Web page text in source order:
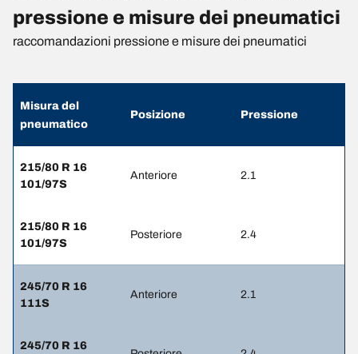
pressione e misure dei pneumatici
raccomandazioni pressione e misure dei pneumatici
Misura del
pneumatico
Posizione Pressione
215/80 R 16
101/97S
Anteriore 2.1
215/80 R 16
101/97S
Posteriore 2.4
245/70 R 16
111S
Anteriore 2.1
245/70 R 16